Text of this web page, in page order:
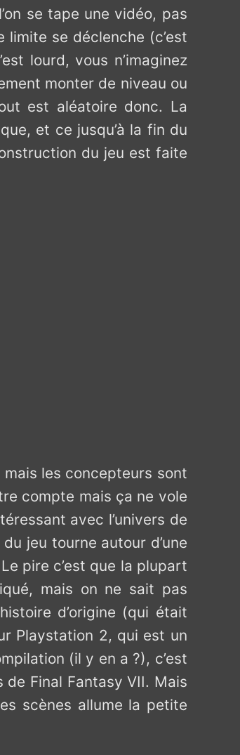
se tape une vidéo, pas
se déclenche (c’est
lourd, vous n’imaginez
monter de niveau ou
est aléatoire donc. La
et ce jusqu’à la fin du
du jeu est faite
les concepteurs sont
compte mais ça ne vole
avec l’univers de
jeu tourne autour d’une
pire c’est que la plupart
mais on ne sait pas
d’origine (qui était
Playstation 2, qui est un
(il y en a ?), c’est
Final Fantasy VII. Mais
scènes allume la petite